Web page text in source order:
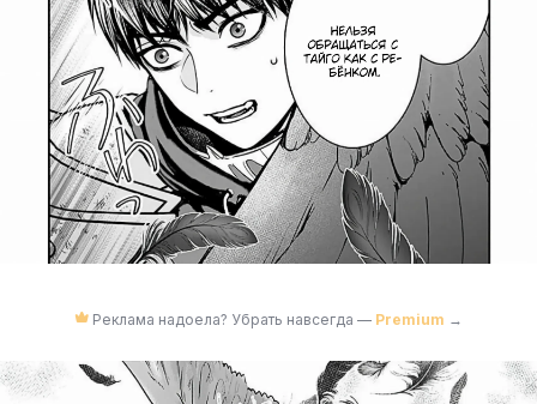
Реклама надоела? Убрать навсегда — Premium →